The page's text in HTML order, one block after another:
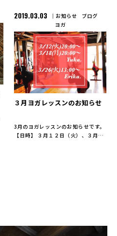
す。 インストラークターのYUKA […]
2019.03.03 お知らせ
ブログ
ヨガ
３月ヨガレッスンのお知らせ
3月のヨガレッスンのお知らせです。
【日時】 ３月１２日（火）、３月１